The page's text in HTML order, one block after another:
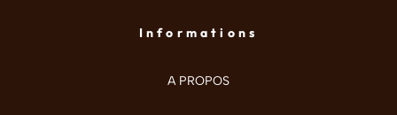
Informations
A PROPOS